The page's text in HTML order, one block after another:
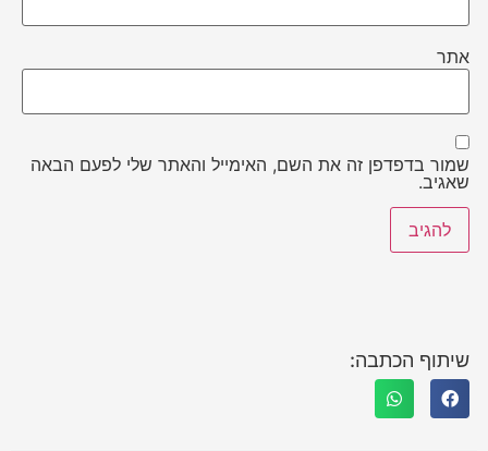
אתר
שמור בדפדפן זה את השם, האימייל והאתר שלי לפעם הבאה
שאגיב.
שיתוף הכתבה: